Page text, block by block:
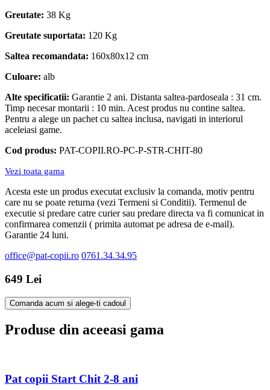
Greutate: 38 Kg
Greutate suportata: 120 Kg
Saltea recomandata: 160x80x12 cm
Culoare: alb
Alte specificatii: Garantie 2 ani. Distanta saltea-pardoseala : 31 cm.
Timp necesar montarii : 10 min. Acest produs nu contine saltea.
Pentru a alege un pachet cu saltea inclusa, navigati in interiorul
aceleiasi game.
Cod produs: PAT-COPII.RO-PC-P-STR-CHIT-80
Vezi toata gama
Acesta este un produs executat exclusiv la comanda, motiv pentru
care nu se poate returna (vezi Termeni si Conditii). Termenul de
executie si predare catre curier sau predare directa va fi comunicat in
confirmarea comenzii ( primita automat pe adresa de e-mail).
Garantie 24 luni.
office@pat-copii.ro 0761.34.34.95
649 Lei
Comanda acum si alege-ti cadoul
Produse din aceeasi gama
Pat copii Start Chit 2-8 ani